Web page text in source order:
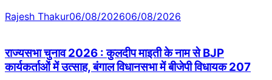
Rajesh Thakur06/08/202606/08/2026
राज्यसभा चुनाव 2026 : कुलदीप माइती के नाम से BJP
कार्यकर्ताओं में उत्साह, बंगाल विधानसभा में बीजेपी विधायक 207